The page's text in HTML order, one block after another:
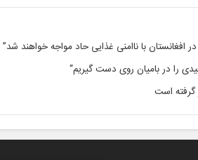
را در بامیان روی دست گیریم“
گرفته است